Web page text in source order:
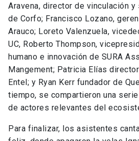
Aravena, director de vinculación
de Corfo; Francisco Lozano,
Arauco; Loreto Valenzuela,
UC, Roberto Thompson,
humano e innovación de SURA
Mangement; Patricia Elías
Entel; y Ryan Kerr fundador de
tiempo, se compartieron una
de actores relevantes del
Para finalizar, los asistentes